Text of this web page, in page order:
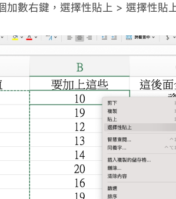
加數右鍵，選擇性貼上 > 選擇性貼